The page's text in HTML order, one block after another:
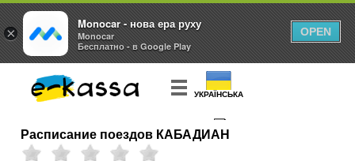
УКРАЇНСЬКА
КУПИТЬБИЛЕТ
Расписание поездов КАБАДИАН
×
Monocar - нова ера руху
Monocar
Бесплатно - в Google Play
OPEN